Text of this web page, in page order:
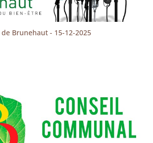
Brunehaut - 15-12-2025